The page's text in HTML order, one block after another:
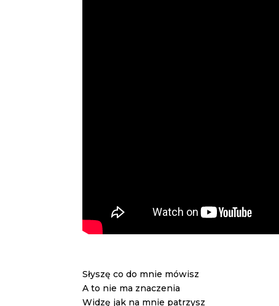
Słyszę co do mnie mówisz
A to nie ma znaczenia
Widzę jak na mnie patrzysz